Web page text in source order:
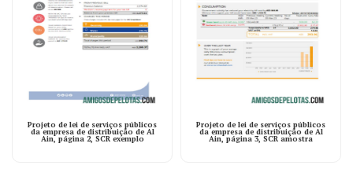
Projeto de lei de serviços públicos
da empresa de distribuição de Al
Ain, página 2, SCR exemplo
Projeto de lei de serviços públicos
da empresa de distribuição de Al
Ain, página 3, SCR amostra